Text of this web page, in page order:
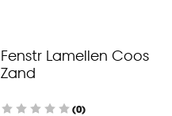
Fenstr Lamellen Coos
Zand
(0)